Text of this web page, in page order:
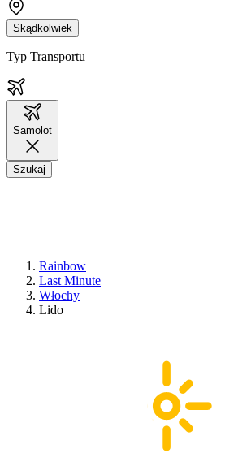
Skądkolwiek
Typ Transportu
Samolot
Szukaj
Rainbow
Last Minute
Włochy
Lido